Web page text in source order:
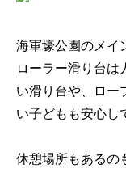
海軍壕公園のメイ
ローラー滑り台は
い滑り台や、ロー
い子どもも安心し
休憩場所もあるの